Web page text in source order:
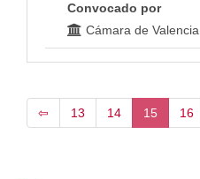
Convocado por
Cámara de Valencia
⇦ 13 14 15 16